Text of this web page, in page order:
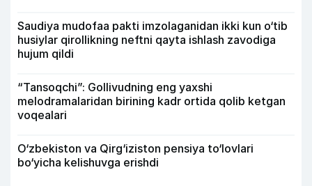
Saudiya mudofaa pakti imzolaganidan ikki kun o‘tib
husiylar qirollikning neftni qayta ishlash zavodiga
hujum qildi
“Tansoqchi”: Gollivudning eng yaxshi
melodramalaridan birining kadr ortida qolib ketgan
voqealari
O‘zbekiston va Qirg‘iziston pensiya to‘lovlari
bo‘yicha kelishuvga erishdi